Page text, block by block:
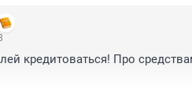
кредитоваться! Про